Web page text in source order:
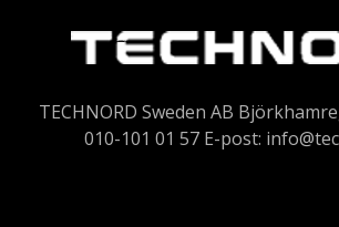
TECHNORD Sweden AB
010-101 01 57 E-post: